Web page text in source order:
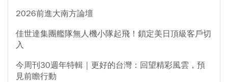
2026前進大南方論壇
佳世達集團艦隊無人機小隊起飛！鎖定美日頂級客戶切
入
今周刊30週年特輯｜更好的台灣：回望精彩風雲，預
見前瞻行動